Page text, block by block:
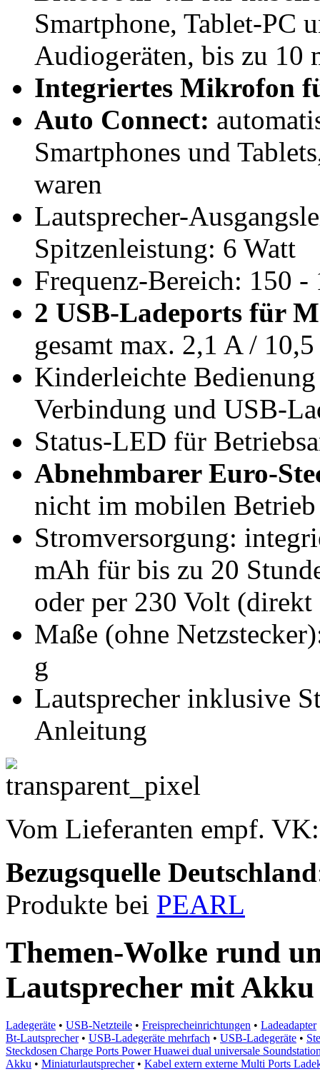
Smartphone, Tablet-PC
Audiogeräten, bis zu 10
Integriertes Mikrofon
Auto Connect:
Smartphones und
waren
Lautsprecher-
Spitzenleistung: 6 Watt
Frequenz-Bereich: 150 -
2 USB-Ladeports für
gesamt max. 2,1 A /
Kinderleichte
Verbindung und USB-
Status-LED für
Abnehmbarer Euro-
nicht im mobilen Betrieb
Stromversorgung:
mAh für bis zu 20
oder per 230 Volt (direkt
Maße (ohne
g
Lautsprecher inklusive
Anleitung
Vom Lieferanten empf.
Bezugsquelle Deutschland
Produkte bei PEARL
Themen-Wolke rund
Lautsprecher mit
Ladegeräte • USB-Netzteile • Freisprecheinrichtungen • Ladeadapter
Bt-Lautsprecher• USB-Ladegeräte mehrfach • USB-Ladegeräte •
Steckdosen Charge Ports Power Huawei dual universale
Akku • Miniaturlautsprecher• Kabel extern externe Multi Ports